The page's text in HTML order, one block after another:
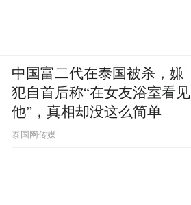
中国富二代在泰国被杀，嫌
犯自首后称“在女友浴室看见
他”，真相却没这么简单
泰国网传媒